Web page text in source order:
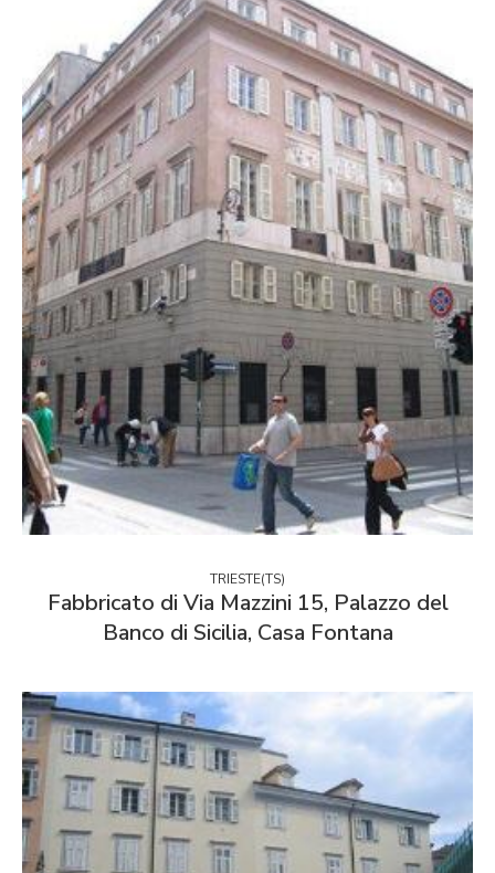
TRIESTE(TS)
Fabbricato di Via Mazzini 15, Palazzo del
Banco di Sicilia, Casa Fontana